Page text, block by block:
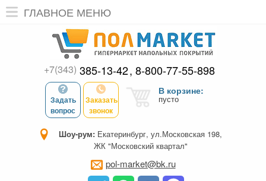
ГЛАВНОЕ МЕНЮ
+7(343) 385-13-42 8-800-77-55-898
Задать
вопрос
Заказать
звонок
В корзине:
пусто
Шоу-рум: Екатеринбург, ул.Московская 198,
ЖК "Московский квартал"
pol-market@bk.ru